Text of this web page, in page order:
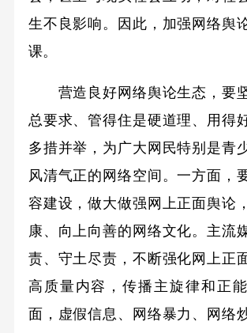
生不良影响。因此，加强网络舆
课。
营造良好网络舆论生态，要
总要求、管得住是硬道理、用得
多措并举，为广大网民特别是青
风清气正的网络空间。一方面，
容建设，做大做强网上正面舆论
康、向上向善的网络文化。主流
责、守土尽责，不断强化网上正
高质量内容，传播主旋律和正
面，虚假信息、网络暴力、网络